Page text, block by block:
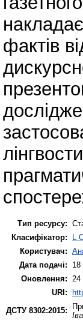
фактів
Тип ресурсу:
Класифікатор:
L
Користувач:
Дата подачі:
18
Оновлення:
24
URI:
ДСТУ 8302:2015: